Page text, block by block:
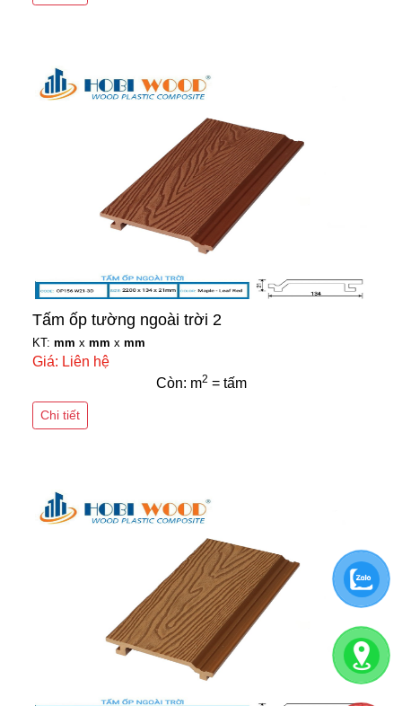
Tấm ốp tường ngoài trời 2
KT: mm x mm x mm
Giá: Liên hệ
Còn: m2 = tấm
Chi tiết